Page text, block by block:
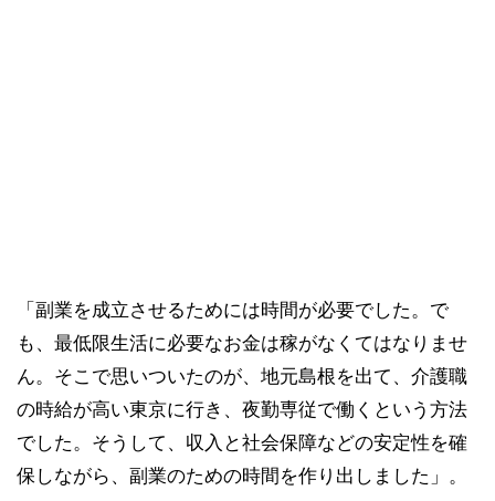
「副業を成立させるためには時間が必要でした。で
も、最低限生活に必要なお金は稼がなくてはなりませ
ん。そこで思いついたのが、地元島根を出て、介護職
の時給が高い東京に行き、夜勤専従で働くという方法
でした。そうして、収入と社会保障などの安定性を確
保しながら、副業のための時間を作り出しました」。